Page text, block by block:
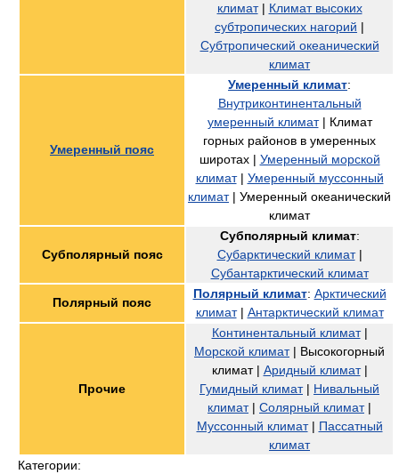
климат| Климат высоких
субтропических нагорий |
Субтропический океанический
климат
Умеренный пояс
Умеренный климат:
Внутриконтинентальный
умеренный климат| Климат
горных районов в умеренных
широтах | Умеренный морской
климат| Умеренный муссонный
климат| Умеренный океанический
климат
Субполярный пояс
Субполярный климат:
Субарктический климат|
Субантарктический климат
Полярный пояс
Полярный климат: Арктический
климат| Антарктический климат
Прочие
Континентальный климат|
Морской климат| Высокогорный
климат | Аридный климат|
Гумидный климат| Нивальный
климат| Солярный климат|
Муссонный климат| Пассатный
климат
Категории: